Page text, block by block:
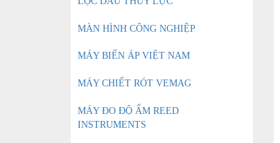
MÀN HÌNH CÔNG NGHIỆP
MÁY BIẾN ÁP VIỆT NAM
MÁY CHIẾT RÓT VEMAG
MÁY ĐO ĐỘ ẨM REED
INSTRUMENTS